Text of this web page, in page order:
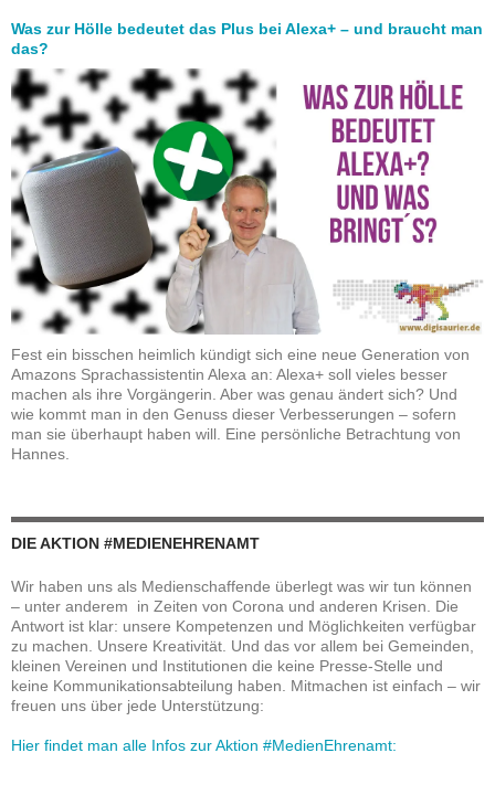
Was zur Hölle bedeutet das Plus bei Alexa+ – und braucht man
das?
Fest ein bisschen heimlich kündigt sich eine neue Generation von
Amazons Sprachassistentin Alexa an: Alexa+ soll vieles besser
machen als ihre Vorgängerin. Aber was genau ändert sich? Und
wie kommt man in den Genuss dieser Verbesserungen – sofern
man sie überhaupt haben will. Eine persönliche Betrachtung von
Hannes.
DIE AKTION #MEDIENEHRENAMT
Wir haben uns als Medienschaffende überlegt was wir tun können
– unter anderem in Zeiten von Corona und anderen Krisen. Die
Antwort ist klar: unsere Kompetenzen und Möglichkeiten verfügbar
zu machen. Unsere Kreativität. Und das vor allem bei Gemeinden,
kleinen Vereinen und Institutionen die keine Presse-Stelle und
keine Kommunikationsabteilung haben. Mitmachen ist einfach – wir
freuen uns über jede Unterstützung:
Hier findet man alle Infos zur Aktion #MedienEhrenamt: